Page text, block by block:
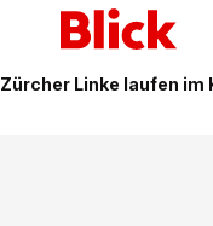
Zürcher Linke laufen